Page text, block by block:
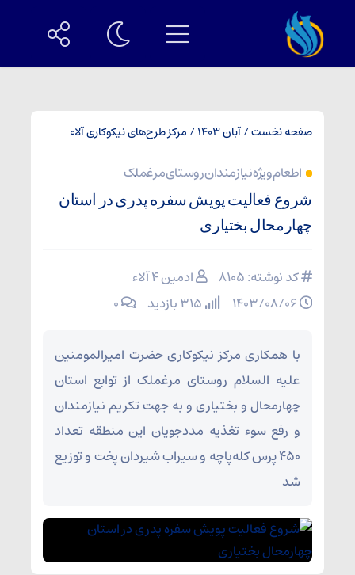
صفحه نخست/آبان 1403 / مرکز طرح‌های نیکوکاری آلاء
اطعام ویژه نیازمندان روستای مرغملک
شروع فعالیت پویش سفره پدری در استان
چهارمحال بختیاری
کد نوشته: 8105
ادمین ۴ آلاء
۰
با همکاری مرکز نیکوکاری حضرت امیرالمومنین
علیه السلام روستای مرغملک از توابع استان
چهارمحال و بختیاری و به جهت تکریم نیازمندان
و رفع سوء تغذیه مددجویان این منطقه تعداد
۴۵۰ پرس کله‌پاچه و سیراب شیردان پخت و توزیع
شد